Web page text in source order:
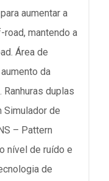
aumentar a
mantendo a
Área de
da
duplas
de
– Pattern
nível de ruído e
de